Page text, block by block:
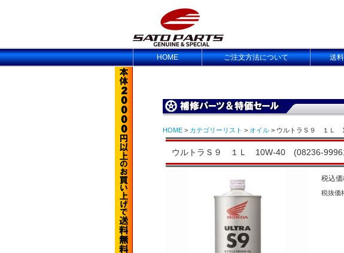
HOME ご注文方法について 送
HOME > カテゴリーリスト > オイル > ウルトラＳ９ １Ｌ
ウルトラＳ９ １Ｌ 10W-40 (08236-
税込価
税抜価